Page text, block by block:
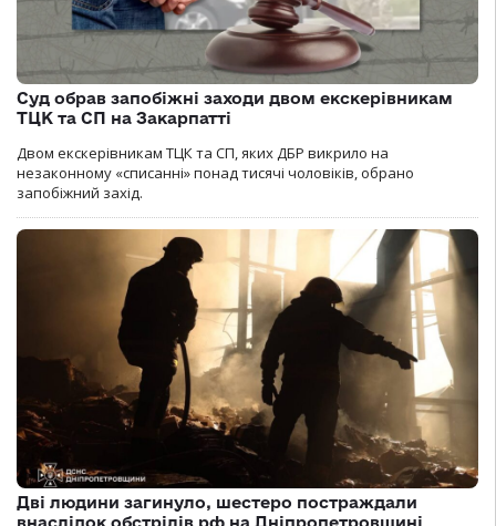
Суд обрав запобіжні заходи двом екскерівникам
ТЦК та СП на Закарпатті
Двом екскерівникам ТЦК та СП, яких ДБР викрило на
незаконному «списанні» понад тисячі чоловіків, обрано
запобіжний захід.
Дві людини загинуло, шестеро постраждали